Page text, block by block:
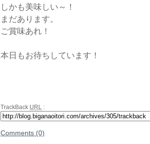
しかも美味しい～！
まだあります。
ご賞味あれ！
本日もお待ちしています！
TrackBack URL :
Comments (0)